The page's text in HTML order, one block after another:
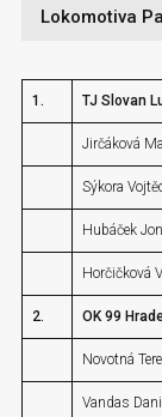
Lokomotiva
1. TJ Slovan
Jirčáková
Sýkora
Hubáček
Horčičková
2. OK 99
Novotná
Vandas